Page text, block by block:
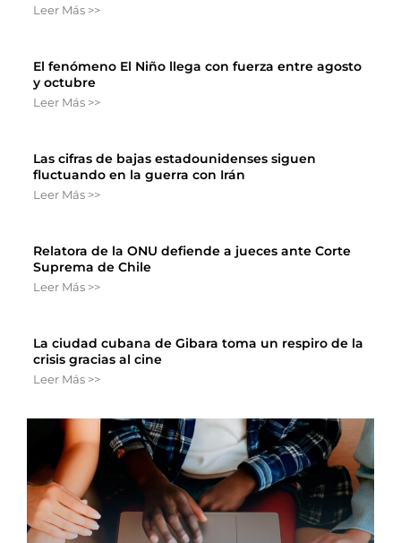
Leer Más >>
El fenómeno El Niño llega con fuerza entre agosto
y octubre
Leer Más >>
Las cifras de bajas estadounidenses siguen
fluctuando en la guerra con Irán
Leer Más >>
Relatora de la ONU defiende a jueces ante Corte
Suprema de Chile
Leer Más >>
La ciudad cubana de Gibara toma un respiro de la
crisis gracias al cine
Leer Más >>